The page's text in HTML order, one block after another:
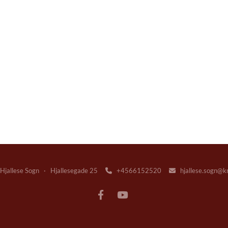
Sogn · Hjallesegade 25 +4566152520 